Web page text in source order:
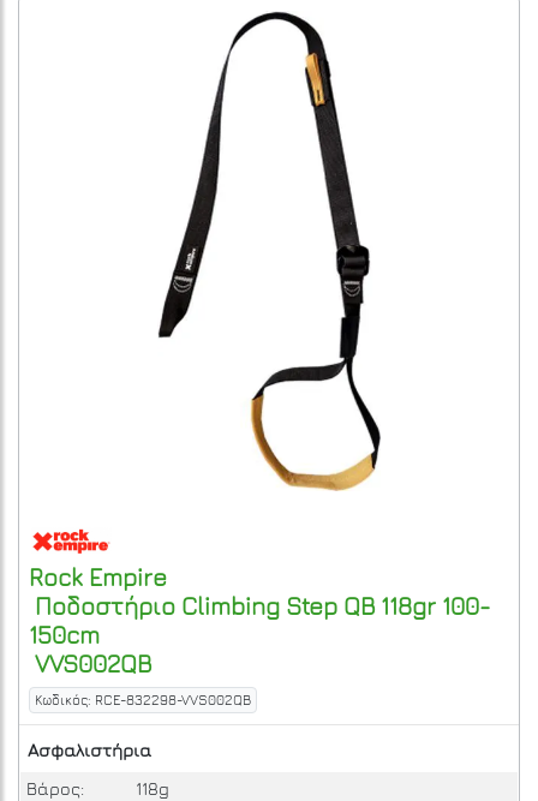
Rock Empire
Ποδοστήριο Climbing Step QB 118gr 100-
150cm
VVS002QB
Κωδικός: RCE-832298-VVS002QB
Ασφαλιστήρια
Βάρος:
118g